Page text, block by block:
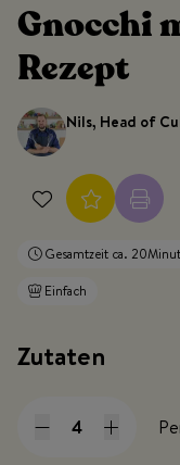
Gnocchi
Rezept
Nils, Head of
Gesamtzeit ca.
Einfach
Zutaten